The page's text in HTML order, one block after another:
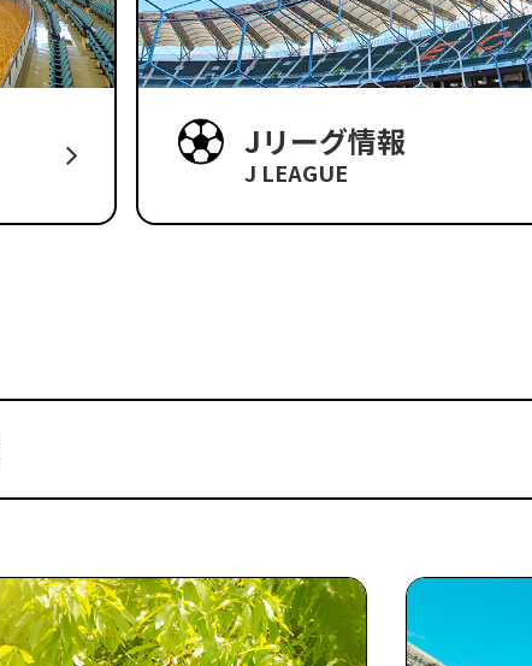
Jリーグ情報
J LEAGUE